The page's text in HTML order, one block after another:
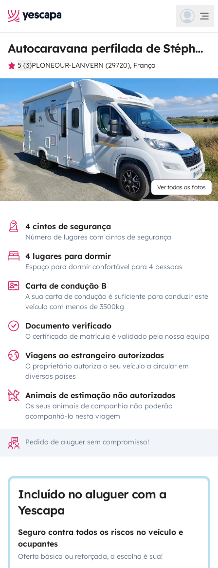
Autocaravana perfilada de Stéphanie
5 (3)PLONEOUR-LANVERN (29720), França
Ver todas as fotos
4 cintos de segurança
Número de lugares com cintos de segurança
4 lugares para dormir
Espaço para dormir confortável para 4 pessoas
Carta de condução B
A sua carta de condução é suficiente para conduzir este
veículo com menos de 3500kg
Documento verificado
O certificado de matrícula é validado pela nossa equipa
Viagens ao estrangeiro autorizadas
O proprietário autoriza o seu veículo a circular em
diversos países
Animais de estimação não autorizados
Os seus animais de companhia não poderão
acompanhá-lo nesta viagem
Pedido de aluguer sem compromisso!
Incluído no aluguer com a
Yescapa
Seguro contra todos os riscos no veículo e
ocupantes
Oferta básica ou reforçada, a escolha é sua!